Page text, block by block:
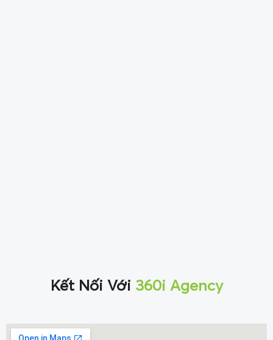
Kết Nối Với 360i Agency